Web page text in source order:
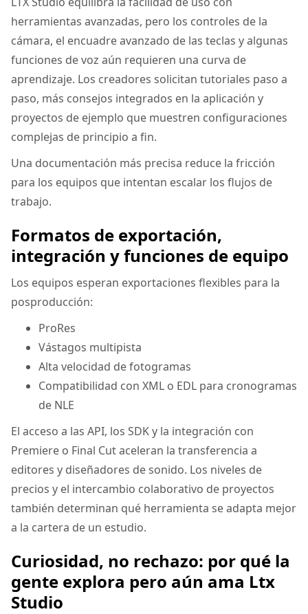
herramientas avanzadas, pero los controles de la
cámara, el encuadre avanzado de las teclas y algunas
funciones de voz aún requieren una curva de
aprendizaje. Los creadores solicitan tutoriales paso a
paso, más consejos integrados en la aplicación y
proyectos de ejemplo que muestren configuraciones
complejas de principio a fin.
Una documentación más precisa reduce la fricción
para los equipos que intentan escalar los flujos de
trabajo.
Formatos de exportación,
integración y funciones de equipo
Los equipos esperan exportaciones flexibles para la
posproducción:
ProRes
Vástagos multipista
Alta velocidad de fotogramas
Compatibilidad con XML o EDL para cronogramas
de NLE
El acceso a las API, los SDK y la integración con
Premiere o Final Cut aceleran la transferencia a
editores y diseñadores de sonido. Los niveles de
precios y el intercambio colaborativo de proyectos
también determinan qué herramienta se adapta mejor
a la cartera de un estudio.
Curiosidad, no rechazo: por qué la
gente explora pero aún ama Ltx
Studio